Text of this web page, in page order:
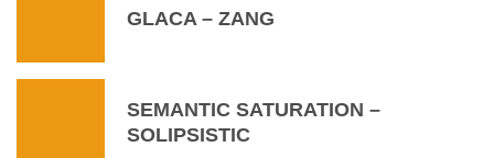
GLACA – ZANG
SEMANTIC SATURATION –
SOLIPSISTIC